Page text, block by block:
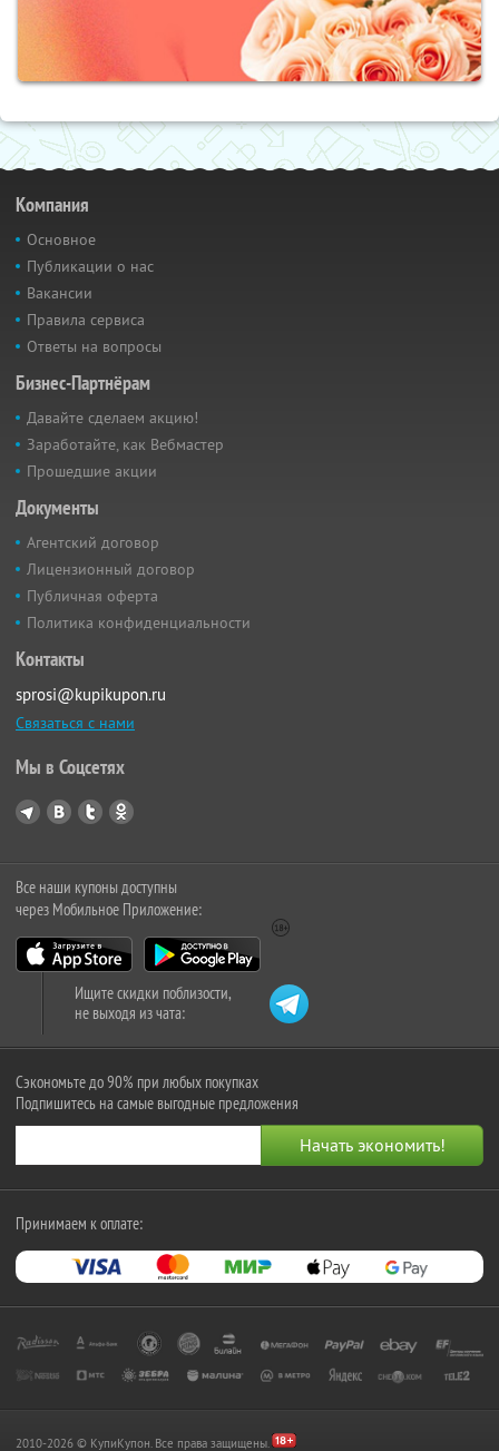
Компания
Основное
Публикации о нас
Вакансии
Правила сервиса
Ответы на вопросы
Бизнес-Партнёрам
Давайте сделаем акцию!
Заработайте, как Вебмастер
Прошедшие акции
Документы
Агентский договор
Лицензионный договор
Публичная оферта
Политика конфиденциальности
Контакты
sprosi@kupikupon.ru
Связаться с нами
Мы в Соцсетях
Все наши купоны доступны
через Мобильное Приложение:
Ищите скидки поблизости,
не выходя из чата:
Сэкономьте до 90% при любых покупках
Подпишитесь на самые выгодные предложения
Принимаем к оплате:
2010-2026 © КупиКупон. Все права защищены.